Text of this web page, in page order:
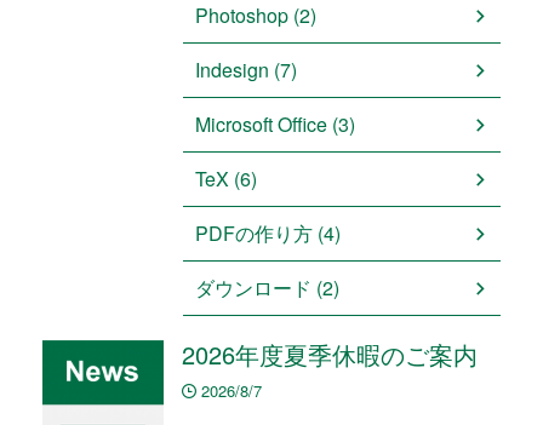
Photoshop (2)
Indesign (7)
Microsoft Office (3)
TeX (6)
PDFの作り方 (4)
ダウンロード (2)
2026年度夏季休暇のご案内
2026/8/7